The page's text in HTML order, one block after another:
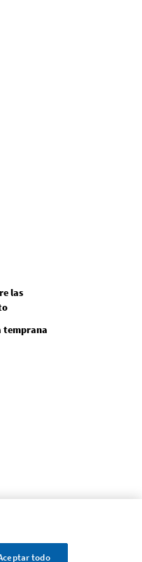
las
temprana
todo